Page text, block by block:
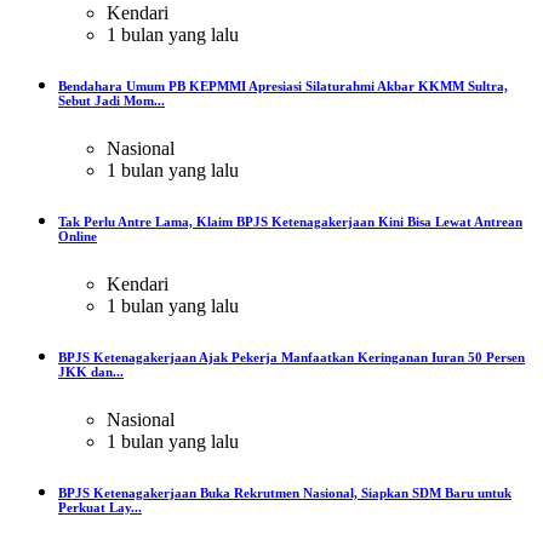
Kendari
1 bulan yang lalu
Bendahara Umum PB KEPMMI Apresiasi Silaturahmi Akbar KKMM Sultra,
Sebut Jadi Mom...
Nasional
1 bulan yang lalu
Tak Perlu Antre Lama, Klaim BPJS Ketenagakerjaan Kini Bisa Lewat Antrean
Online
Kendari
1 bulan yang lalu
BPJS Ketenagakerjaan Ajak Pekerja Manfaatkan Keringanan Iuran 50 Persen
JKK dan...
Nasional
1 bulan yang lalu
BPJS Ketenagakerjaan Buka Rekrutmen Nasional, Siapkan SDM Baru untuk
Perkuat Lay...